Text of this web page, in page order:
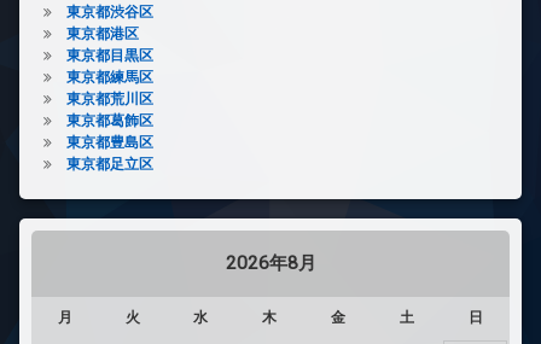
東京都渋谷区
東京都港区
東京都目黒区
東京都練馬区
東京都荒川区
東京都葛飾区
東京都豊島区
東京都足立区
2026年8月
月 火 水 木 金 土 日